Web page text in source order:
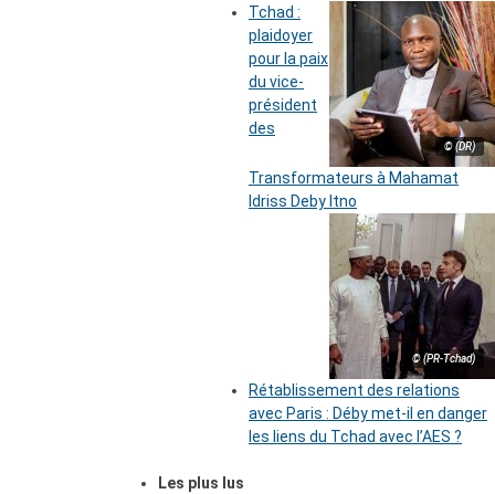
© (DR)
Tchad :
plaidoyer
pour la paix
du vice-
président
des
Transformateurs à Mahamat
Idriss Deby Itno
© (PR-Tchad)
Rétablissement des relations
avec Paris : Déby met-il en danger
les liens du Tchad avec l’AES ?
Les plus lus